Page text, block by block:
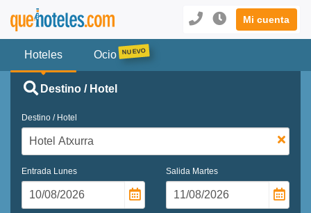
Mi cuenta
Hoteles Ocio
Destino / Hotel
Destino / Hotel
Entrada Lunes Salida Martes